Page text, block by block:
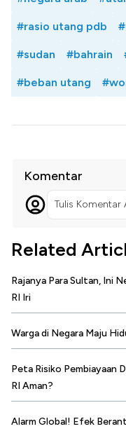
#rasio utang pdb
#sudan #bahrain
#beban utang
Komentar
Tulis Komentar
Related
Rajanya Para Sultan, Ini
RI Iri
Warga di Negara Maju
Peta Risiko Pembiayaan
RI Aman?
Alarm Global! Efek